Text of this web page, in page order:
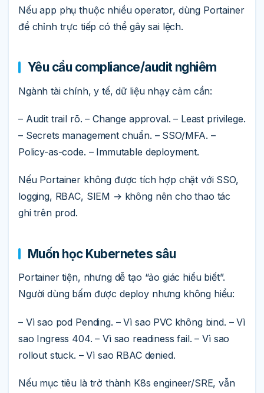
Nếu app phụ thuộc nhiều operator, dùng Portainer
để chỉnh trực tiếp có thể gây sai lệch.
Yêu cầu compliance/audit nghiêm
Ngành tài chính, y tế, dữ liệu nhạy cảm cần:
– Audit trail rõ. – Change approval. – Least privilege.
– Secrets management chuẩn. – SSO/MFA. –
Policy-as-code. – Immutable deployment.
Nếu Portainer không được tích hợp chặt với SSO,
logging, RBAC, SIEM → không nên cho thao tác
ghi trên prod.
Muốn học Kubernetes sâu
Portainer tiện, nhưng dễ tạo “ảo giác hiểu biết”.
Người dùng bấm được deploy nhưng không hiểu:
– Vì sao pod Pending. – Vì sao PVC không bind. – Vì
sao Ingress 404. – Vì sao readiness fail. – Vì sao
rollout stuck. – Vì sao RBAC denied.
Nếu mục tiêu là trở thành K8s engineer/SRE, vẫn